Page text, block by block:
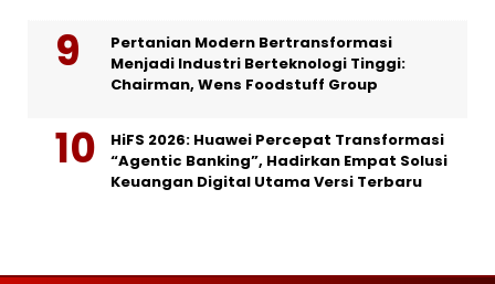
Pertanian Modern Bertransformasi
Menjadi Industri Berteknologi Tinggi:
Chairman, Wens Foodstuff Group
HiFS 2026: Huawei Percepat Transformasi
“Agentic Banking”, Hadirkan Empat Solusi
Keuangan Digital Utama Versi Terbaru